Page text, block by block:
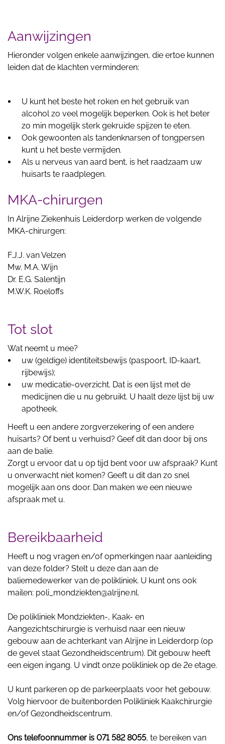
Aanwijzingen
Hieronder volgen enkele aanwijzingen, die ertoe kunnen
leiden dat de klachten verminderen:
U kunt het beste het roken en het gebruik van
alcohol zo veel mogelijk beperken. Ook is het beter
zo min mogelijk sterk gekruide spijzen te eten.
Ook gewoonten als tandenknarsen of tongpersen
kunt u het beste vermijden.
Als u nerveus van aard bent, is het raadzaam uw
huisarts te raadplegen.
MKA-chirurgen
In Alrijne Ziekenhuis Leiderdorp werken de volgende
MKA-chirurgen:
F.J.J. van Velzen
Mw. M.A. Wijn
Dr. E.G. Salentijn
M.W.K. Roeloffs
Tot slot
Wat neemt u mee?
uw (geldige) identiteitsbewijs (paspoort, ID-kaart,
rijbewijs);
uw medicatie-overzicht. Dat is een lijst met de
medicijnen die u nu gebruikt. U haalt deze lijst bij uw
apotheek.
Heeft u een andere zorgverzekering of een andere
huisarts? Of bent u verhuisd? Geef dit dan door bij ons
aan de balie.
Zorgt u ervoor dat u op tijd bent voor uw afspraak? Kunt
u onverwacht niet komen? Geeft u dit dan zo snel
mogelijk aan ons door. Dan maken we een nieuwe
afspraak met u.
Bereikbaarheid
Heeft u nog vragen en/of opmerkingen naar aanleiding
van deze folder? Stelt u deze dan aan de
baliemedewerker van de polikliniek. U kunt ons ook
mailen: poli_mondziekten@alrijne.nl.
De polikliniek Mondziekten-, Kaak- en
Aangezichtschirurgie is verhuisd naar een nieuw
gebouw aan de achterkant van Alrijne in Leiderdorp (op
de gevel staat Gezondheidscentrum). Dit gebouw heeft
een eigen ingang. U vindt onze polikliniek op de 2e etage.
U kunt parkeren op de parkeerplaats voor het gebouw.
Volg hiervoor de buitenborden Polikliniek Kaakchirurgie
en/of Gezondheidscentrum.
Ons telefoonnummer is 071 582 8055, te bereiken van